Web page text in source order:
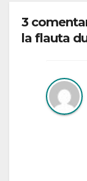
3
la flauta